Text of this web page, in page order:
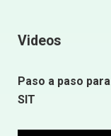
Videos
Paso a paso para
SIT